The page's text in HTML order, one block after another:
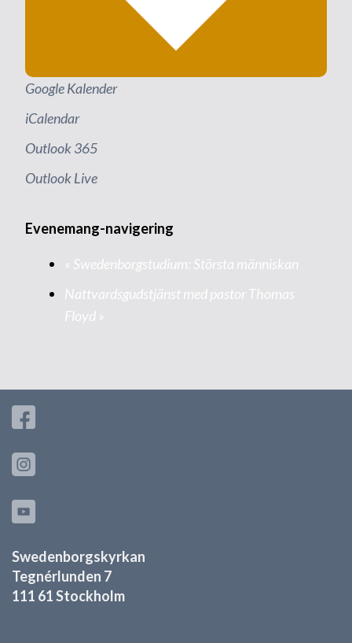
Google Kalender
iCalendar
Outlook 365
Outlook Live
Evenemang-navigering
« Swedenborgstudium: Största människan
Nattvardsgudstjänst med pastor Thomas
Floyd »
Swedenborgskyrkan
Tegnérlunden 7
111 61 Stockholm